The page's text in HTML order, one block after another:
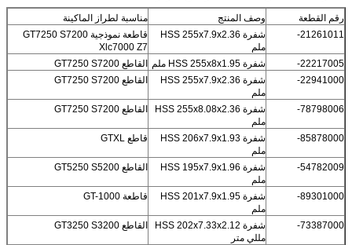
رقم القطعة وصف المنتج
مناسبة لطراز الماكينة
21261011-
شفرة HSS 255x7.9x2.36
ملم
قاطعة نموذجية GT7250 S7200
Xlc7000 Z7
22217005-
شفرة HSS 255x8x1.95 ملم
القاطع GT7250 S7200
22941000-
شفرة HSS 255x7.9x2.36
ملم
القاطع GT7250 S7200
78798006-
شفرة HSS 255x8.08x2.36
ملم
القاطع GT7250 S7200
85878000-
شفرة HSS 206x7.9x1.93
ملم
قاطع GTXL
54782009-
شفرة HSS 195x7.9x1.96
ملم
القاطع GT5250 S5200
89301000-
شفرة HSS 201x7.9x1.95
ملم
قاطعة GT-1000
73387000-
شفرة HSS 202x7.33x2.12
مللي متر
القاطع GT3250 S3200